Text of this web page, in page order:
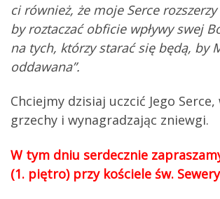
ci również, że moje Serce rozszerzy
by roztaczać obficie wpływy swej
na tych, którzy starać się będą, by
oddawana”.
Chciejmy dzisiaj uczcić Jego Serce,
grzechy i wynagradzając zniewgi.
W tym dniu serdecznie
(1. piętro) przy kościele św.